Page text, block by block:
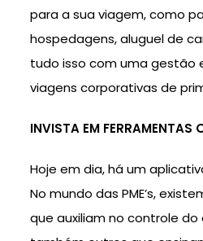
para a sua viagem, como
hospedagens, aluguel de
tudo isso com uma gestão
viagens corporativas de
INVISTA EM FERRAMENTAS
Hoje em dia, há um
No mundo das PME’s,
que auxiliam no controle